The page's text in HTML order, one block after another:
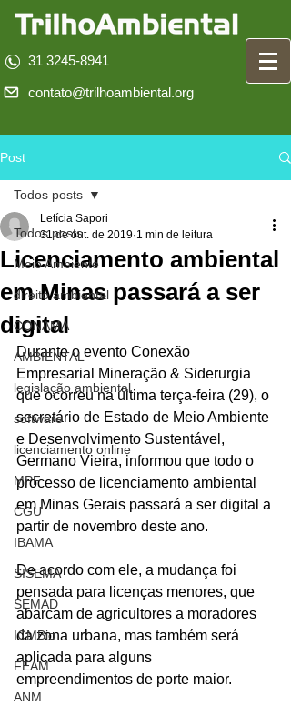
31 3245-8941
contato@trilhoambiental.org
Post
Todos posts
Meio Ambiente
direito ambiental
CONAMA
AMBIENTAL
legislação ambiental
software
licenciamento online
MPF
CGU
IBAMA
SISEMA
SEMAD
ICMBio
FEAM
ANM
Todos posts
Licenciamento ambiental
em Minas passará a ser
digital
Letícia Sapori
31 de out. de 2019 1 min de leitura
Durante o evento Conexão
Empresarial Mineração & Siderurgia
que ocorreu na última terça-feira (29), o
secretário de Estado de Meio Ambiente
e Desenvolvimento Sustentável,
Germano Vieira, informou que todo o
processo de licenciamento ambiental
em Minas Gerais passará a ser digital a
partir de novembro deste ano.
De acordo com ele, a mudança foi
pensada para licenças menores, que
abarcam de agricultores a moradores
da zona urbana, mas também será
aplicada para alguns
empreendimentos de porte maior.